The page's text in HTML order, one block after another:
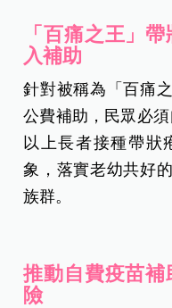
「百痛之王」
入補助
針對被稱為「百痛
公費補助，民眾必
以上長者接種帶狀
象，落實老幼共好
族群。
推動自費疫苗
險